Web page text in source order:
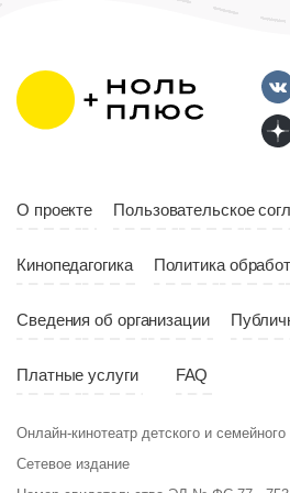
10:00
2023
О проекте Пользовательское
Кинопедагогика Политика
Сведения об организации
Платные услуги FAQ
Онлайн-кинотеатр детского и
Сетевое издание